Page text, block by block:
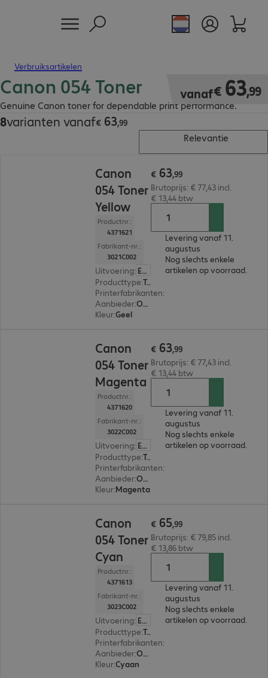
Verbruiksartikelen
Canon 054 Toner
Genuine Canon toner for dependable print performance.
vanaf€ 63,99
€ 63,99
8varianten vanaf€ 63,99
€ 63,99
Relevantie
Canon
054 Toner
Yellow
Productnr.:
4371621
Fabrikant-nr.:
3021C002
Uitvoering: Europa
Producttype: Toner
Printerfabrikanten:
Aanbieder:
Origineel
Kleur:Geel
€ 63,99
Brutoprijs: € 77,43 incl.
€ 13,44 btw
Levering vanaf 11.
augustus
Nog slechts enkele
artikelen op voorraad.
Canon
054 Toner
Magenta
Productnr.:
4371620
Fabrikant-nr.:
3022C002
Uitvoering: Europa
Producttype: Toner
Printerfabrikanten:
Aanbieder:
Origineel
Kleur:Magenta
€ 63,99
Brutoprijs: € 77,43 incl.
€ 13,44 btw
Levering vanaf 11.
augustus
Nog slechts enkele
artikelen op voorraad.
Canon
054 Toner
Cyan
Productnr.:
4371613
Fabrikant-nr.:
3023C002
Uitvoering: Europa
Producttype: Toner
Printerfabrikanten:
Aanbieder:
Origineel
Kleur:Cyaan
€ 65,99
Brutoprijs: € 79,85 incl.
€ 13,86 btw
Levering vanaf 11.
augustus
Nog slechts enkele
artikelen op voorraad.